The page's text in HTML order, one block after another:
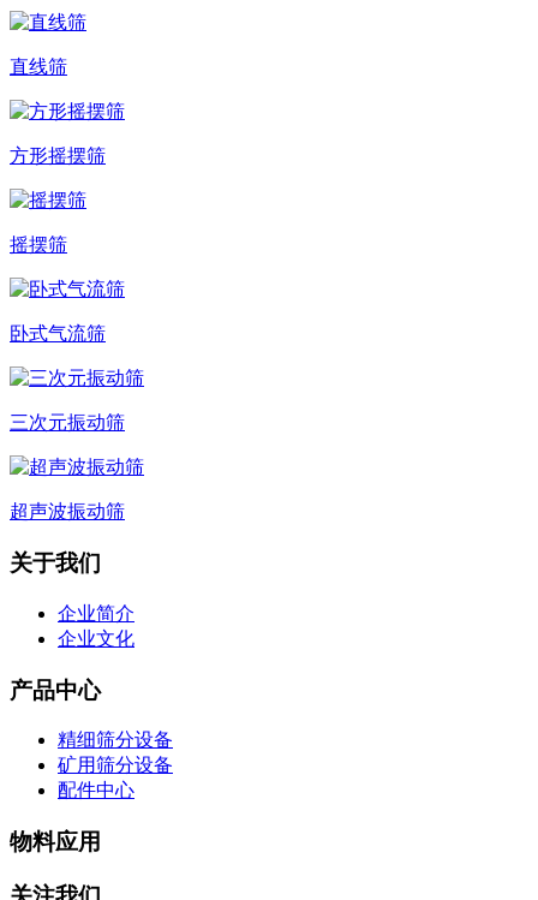
直线筛
方形摇摆筛
摇摆筛
卧式气流筛
三次元振动筛
超声波振动筛
关于我们
企业简介
企业文化
产品中心
精细筛分设备
矿用筛分设备
配件中心
物料应用